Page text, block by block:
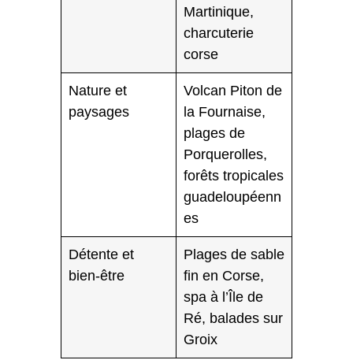
Martinique,
charcuterie
corse
Nature et
paysages
Volcan Piton de
la Fournaise,
plages de
Porquerolles,
forêts tropicales
guadeloupéenn
es
Détente et
bien-être
Plages de sable
fin en Corse,
spa à l’Île de
Ré, balades sur
Groix